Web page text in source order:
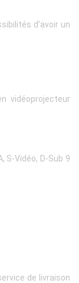
d’avoir un
vidéoprojecteur
S-Vidéo, D-Sub 9
de livraison